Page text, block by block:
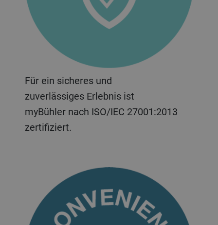
Für ein sicheres und
zuverlässiges Erlebnis ist
myBühler nach ISO/IEC 27001:2013
zertifiziert.